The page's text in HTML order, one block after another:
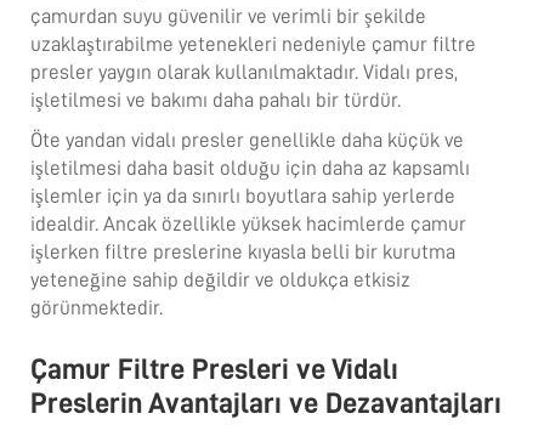
çamurdan suyu güvenilir ve verimli bir şekilde
uzaklaştırabilme yetenekleri nedeniyle çamur filtre
presler yaygın olarak kullanılmaktadır. Vidalı pres,
işletilmesi ve bakımı daha pahalı bir türdür.
Öte yandan vidalı presler genellikle daha küçük ve
işletilmesi daha basit olduğu için daha az kapsamlı
işlemler için ya da sınırlı boyutlara sahip yerlerde
idealdir. Ancak özellikle yüksek hacimlerde çamur
işlerken filtre preslerine kıyasla belli bir kurutma
yeteneğine sahip değildir ve oldukça etkisiz
görünmektedir.
Çamur Filtre Presleri ve Vidalı
Preslerin Avantajları ve Dezavantajları